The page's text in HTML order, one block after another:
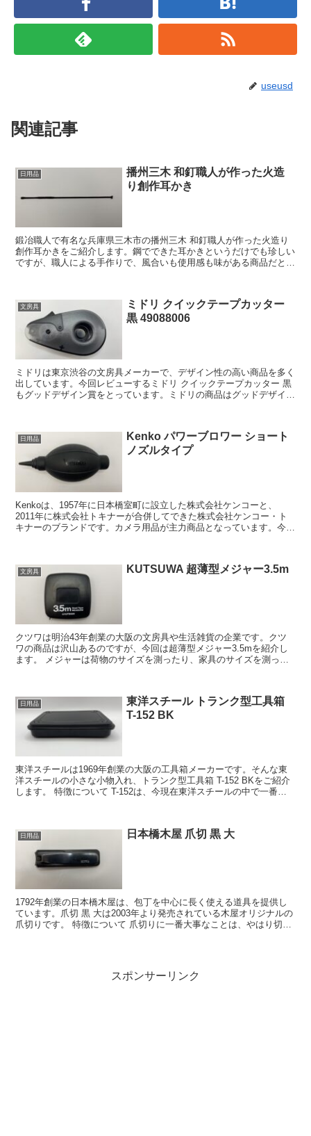
useusd
関連記事
日用品
播州三木 和釘職人が作った火造
り創作耳かき
鍛冶職人で有名な兵庫県三木市の播州三木 和釘職人が作った火造り
創作耳かきをご紹介します。鋼でできた耳かきというだけでも珍しい
ですが、職人による手作りで、風合いも使用感も味がある商品だと思
文房具
ミドリ クイックテープカッター
黒 49088006
ミドリは東京渋谷の文房具メーカーで、デザイン性の高い商品を多く
出しています。今回レビューするミドリ クイックテープカッター 黒
もグッドデザイン賞をとっています。ミドリの商品はグッドデザイン
日用品
Kenko パワーブロワー ショート
ノズルタイプ
Kenkoは、1957年に日本橋室町に設立した株式会社ケンコーと、
2011年に株式会社トキナーが合併してできた株式会社ケンコー・ト
キナーのブランドです。カメラ用品が主力商品となっています。今回
文房具 KUTSUWA 超薄型メジャー3.5m
クツワは明治43年創業の大阪の文房具や生活雑貨の企業です。クツ
ワの商品は沢山あるのですが、今回は超薄型メジャー3.5mを紹介し
ます。 メジャーは荷物のサイズを測ったり、家具のサイズを測った
日用品
東洋スチール トランク型工具箱
T-152 BK
東洋スチールは1969年創業の大阪の工具箱メーカーです。そんな東
洋スチールの小さな小物入れ、トランク型工具箱 T-152 BKをご紹介
します。 特徴について T-152は、今現在東洋スチールの中で一番小
日用品 日本橋木屋 爪切 黒 大
1792年創業の日本橋木屋は、包丁を中心に長く使える道具を提供し
ています。爪切 黒 大は2003年より発売されている木屋オリジナルの
爪切りです。 特徴について 爪切りに一番大事なことは、やはり切れ
スポンサーリンク